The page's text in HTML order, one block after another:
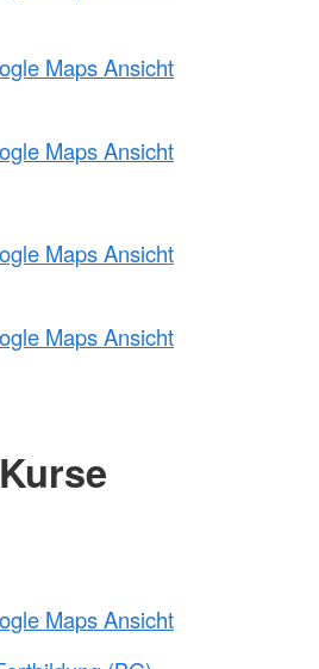
Maps Ansicht
Maps Ansicht
Maps Ansicht
Maps Ansicht
Kurse
Maps Ansicht